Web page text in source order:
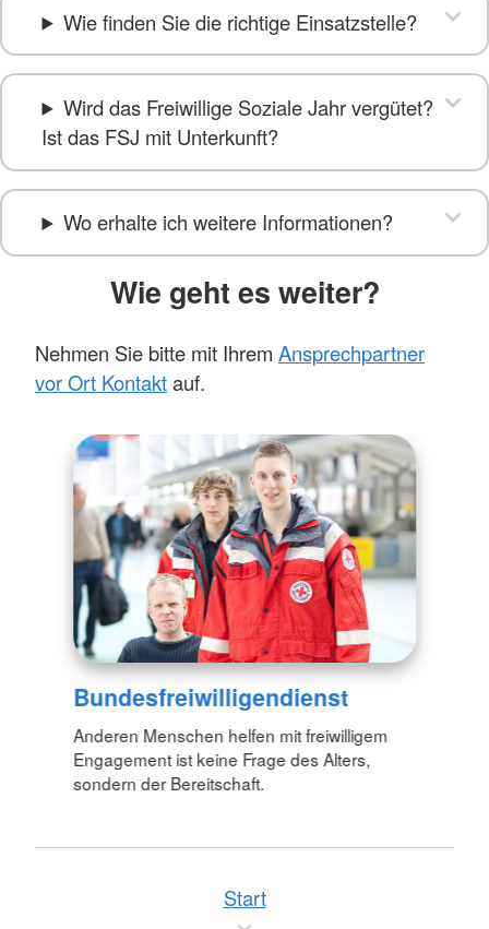
Wie finden Sie die richtige Einsatzstelle?
Wird das Freiwillige Soziale Jahr vergütet?
Ist das FSJ mit Unterkunft?
Wo erhalte ich weitere Informationen?
Wie geht es weiter?
Nehmen Sie bitte mit Ihrem Ansprechpartner
vor Ort Kontaktauf.
Bundesfreiwilligendienst
Anderen Menschen helfen mit freiwilligem
Engagement ist keine Frage des Alters,
sondern der Bereitschaft.
Start